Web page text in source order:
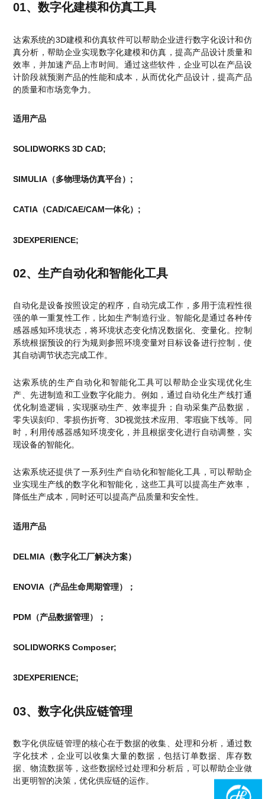
01、数字化建模和仿真工具
达索系统的3D建模和仿真软件可以帮助企业进行数字化设计和仿
真分析，帮助企业实现数字化建模和仿真，提高产品设计质量和
效率，并加速产品上市时间。通过这些软件，企业可以在产品设
计阶段就预测产品的性能和成本，从而优化产品设计，提高产品
的质量和市场竞争力。
适用产品
SOLIDWORKS 3D CAD;
SIMULIA（多物理场仿真平台）;
CATIA（CAD/CAE/CAM一体化）;
3DEXPERIENCE;
02、生产自动化和智能化工具
自动化是设备按照设定的程序，自动完成工作，多用于流程性很
强的单一重复性工作，比如生产制造行业。智能化是通过各种传
感器感知环境状态，将环境状态变化情况数据化、变量化。控制
系统根据预设的行为规则参照环境变量对目标设备进行控制，使
其自动调节状态完成工作。
达索系统的生产自动化和智能化工具可以帮助企业实现优化生
产、先进制造和工业数字化能力。例如，通过自动化生产线打通
优化制造逻辑，实现驱动生产、效率提升；自动采集产品数据，
零失误刻印、零损伤折弯、3D视觉技术应用、零瑕疵下线等。同
时，利用传感器感知环境变化，并且根据变化进行自动调整，实
现设备的智能化。
达索系统还提供了一系列生产自动化和智能化工具，可以帮助企
业实现生产线的数字化和智能化，这些工具可以提高生产效率，
降低生产成本，同时还可以提高产品质量和安全性。
适用产品
DELMIA（数字化工厂解决方案）
ENOVIA（产品生命周期管理）；
PDM（产品数据管理）；
SOLIDWORKS Composer;
3DEXPERIENCE;
03、数字化供应链管理
数字化供应链管理的核心在于数据的收集、处理和分析，通过数
字化技术，企业可以收集大量的数据，包括订单数据、库存数
据、物流数据等，这些数据经过处理和分析后，可以帮助企业做
出更明智的决策，优化供应链的运作。